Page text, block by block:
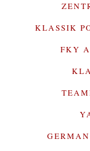
KLASSIK
FKY